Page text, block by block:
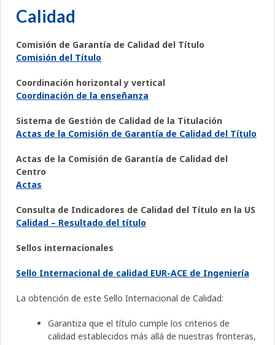
Calidad
Comisión de Garantía de Calidad del Título
Comisión del Título
Coordinación horizontal y vertical
Coordinación de la enseñanza
Sistema de Gestión de Calidad de la Titulación
Actas de la Comisión de Garantía de Calidad del Título
Actas de la Comisión de Garantía de Calidad del
Centro
Actas
Consulta de Indicadores de Calidad del Título en la US
Calidad – Resultado del título
Sellos internacionales
Sello Internacional de calidad EUR-ACE de Ingeniería
La obtención de este Sello Internacional de Calidad:
Garantiza que el título cumple los criterios de
calidad establecidos más allá de nuestras fronteras,